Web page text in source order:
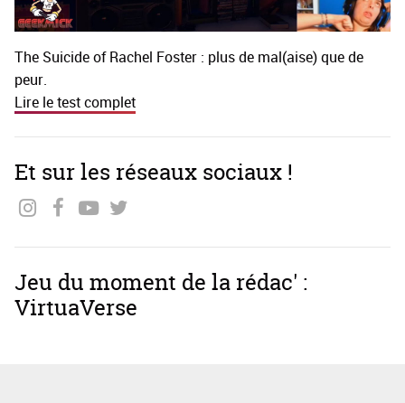
The Suicide of Rachel Foster : plus de mal(aise) que de
peur.
Lire le test complet
Et sur les réseaux sociaux !
Jeu du moment de la rédac' :
VirtuaVerse